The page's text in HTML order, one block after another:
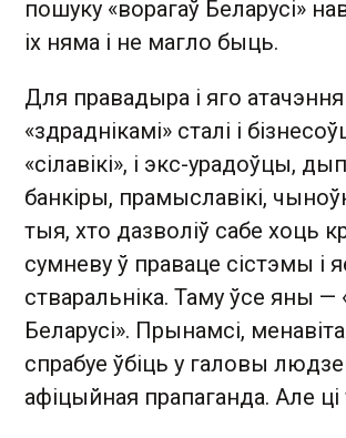
пошуку «ворагаў Беларусі»
іх няма і не магло быць.
Для правадыра і яго атачэння
«здраднікамі» сталі і
«сілавікі», і экс-урадоўцы,
банкіры, прамыславікі,
тыя, хто дазволіў сабе хоць
сумневу ў праваце сістэмы і
стваральніка. Таму ўсе яны —
Беларусі». Прынамсі,
спрабуе ўбіць у галовы
афіцыйная прапаганда. Але ці